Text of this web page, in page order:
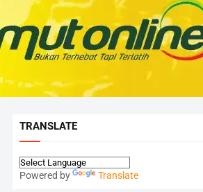
TRANSLATE
Powered by Translate